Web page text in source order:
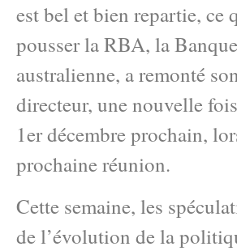
est bel et bien repartie, ce
pousser la RBA, la
australienne, a remonté
directeur, une nouvelle
1er décembre prochain,
prochaine réunion.
Cette semaine, les
de l’évolution de la